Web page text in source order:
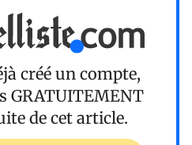
créé un compte,
GRATUITEMENT
de cet article.